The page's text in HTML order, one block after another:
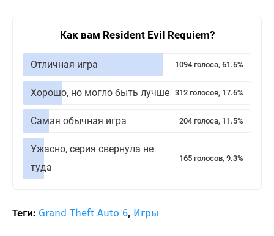
Как вам Resident Evil Requiem?
Отличная игра 1094 голоса, 61.6%
Хорошо, но могло быть лучше 312 голосов, 17.6%
Самая обычная игра 204 голоса, 11.5%
Ужасно, серия свернула не
туда
165 голосов, 9.3%
Теги: Grand Theft Auto 6, Игры